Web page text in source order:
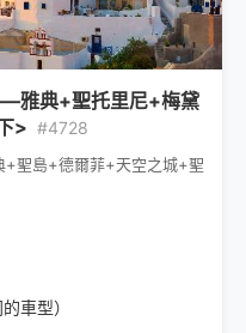
雅典+聖托里尼+梅黛
> #4728
+聖島+德爾菲+天空之城+聖
車型）